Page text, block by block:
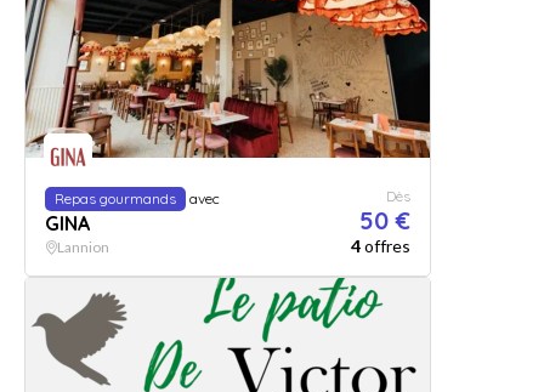
Repas gourmands avec
GINA
Dès
50 €
Lannion 4offres